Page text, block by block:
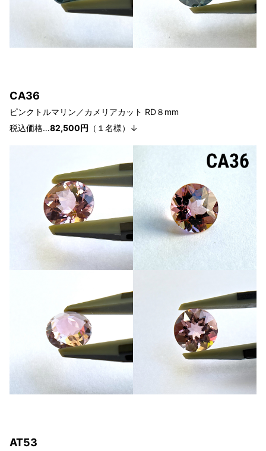
CA36
ピンクトルマリン／カメリアカット RD８ mm
税込価格…82,500円 （１ 名様）↓
AT53